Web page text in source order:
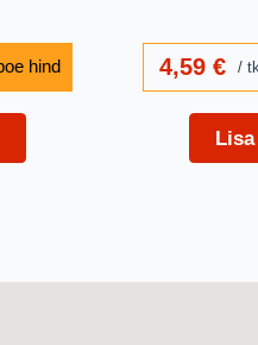
4,59€ tk